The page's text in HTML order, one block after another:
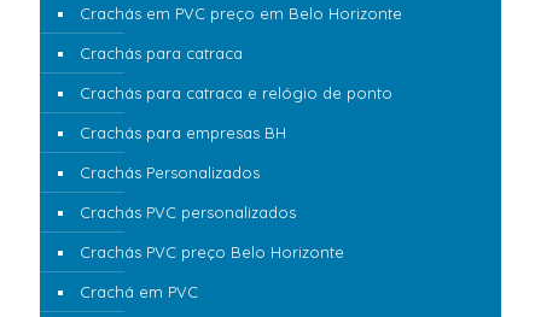
Crachás em PVC preço em Belo Horizonte
Crachás para catraca
Crachás para catraca e relógio de ponto
Crachás para empresas BH
Crachás Personalizados
Crachás PVC personalizados
Crachás PVC preço Belo Horizonte
Crachá em PVC